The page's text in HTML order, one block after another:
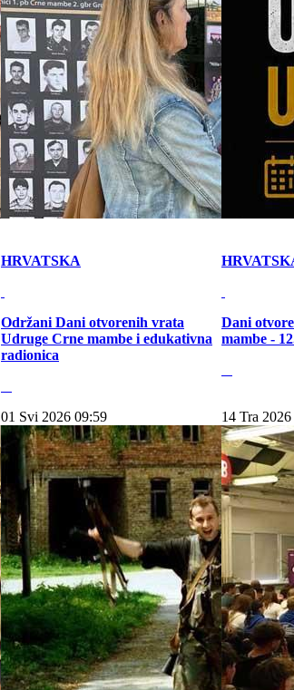
HRVATSKA
Održani Dani otvorenih vrata
Udruge Crne mambe i edukativna
radionica
Dani
mambe -
01 Svi 2026 09:59 14 Tra 2026